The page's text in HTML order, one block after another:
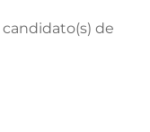
candidato(s) de